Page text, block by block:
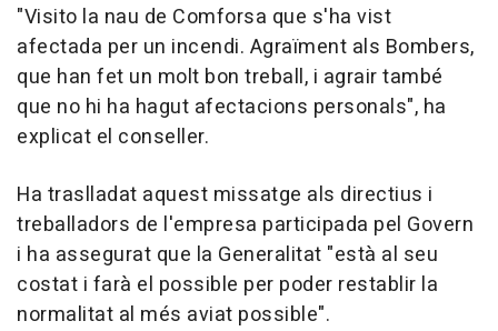
"Visito la nau de Comforsa que s'ha vist
afectada per un incendi. Agraïment als Bombers,
que han fet un molt bon treball, i agrair també
que no hi ha hagut afectacions personals", ha
explicat el conseller.
Ha traslladat aquest missatge als directius i
treballadors de l'empresa participada pel Govern
i ha assegurat que la Generalitat "està al seu
costat i farà el possible per poder restablir la
normalitat al més aviat possible".